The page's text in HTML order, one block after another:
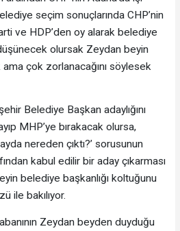
seçim sonuçlarında CHP’nin
ve HDP’den oy alarak belediye
düşünecek olursak Zeydan beyin
çok zorlanacağını söylesek
Belediye Başkan adaylığını
MHP’ye bırakacak olursa,
nereden çıktı?’ sorusunun
kabul edilir bir aday çıkarması
belediye başkanlığı koltuğunu
ile bakılıyor.
Zeydan beyden duyduğu